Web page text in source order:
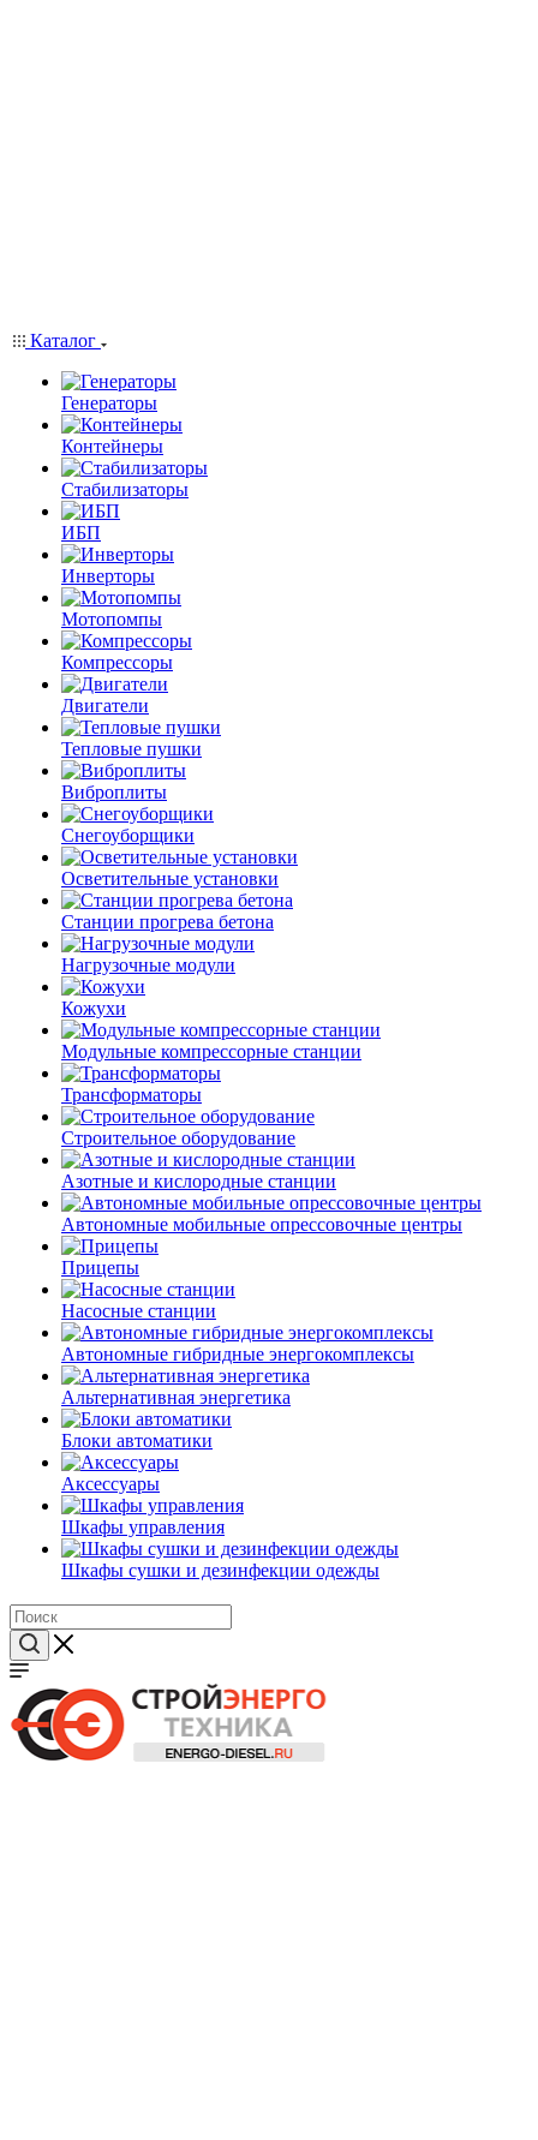
Каталог
Генераторы
Контейнеры
Стабилизаторы
ИБП
Инверторы
Мотопомпы
Компрессоры
Двигатели
Тепловые пушки
Виброплиты
Снегоуборщики
Осветительные установки
Станции прогрева бетона
Нагрузочные модули
Кожухи
Модульные компрессорные станции
Трансформаторы
Строительное оборудование
Азотные и кислородные станции
Автономные мобильные опрессовочные центры
Прицепы
Насосные станции
Автономные гибридные энергокомплексы
Альтернативная энергетика
Блоки автоматики
Аксессуары
Шкафы управления
Шкафы сушки и дезинфекции одежды